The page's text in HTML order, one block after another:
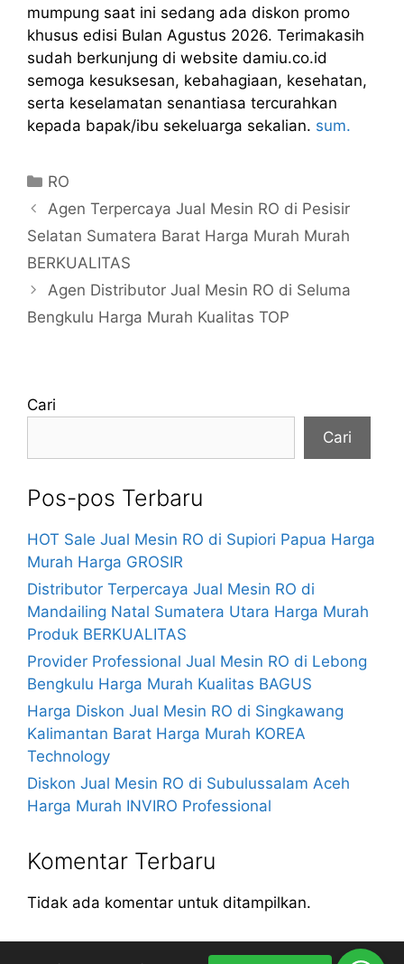
mumpung saat ini sedang ada diskon promo
khusus edisi Bulan Agustus 2026. Terimakasih
sudah berkunjung di website damiu.co.id
semoga kesuksesan, kebahagiaan, kesehatan,
serta keselamatan senantiasa tercurahkan
kepada bapak/ibu sekeluarga sekalian. sum.
Kategori
RO
Agen Terpercaya Jual Mesin RO di Pesisir
Selatan Sumatera Barat Harga Murah Murah
BERKUALITAS
Agen Distributor Jual Mesin RO di Seluma
Bengkulu Harga Murah Kualitas TOP
Cari
Cari
Pos-pos Terbaru
HOT Sale Jual Mesin RO di Supiori Papua Harga
Murah Harga GROSIR
Distributor Terpercaya Jual Mesin RO di
Mandailing Natal Sumatera Utara Harga Murah
Produk BERKUALITAS
Provider Professional Jual Mesin RO di Lebong
Bengkulu Harga Murah Kualitas BAGUS
Harga Diskon Jual Mesin RO di Singkawang
Kalimantan Barat Harga Murah KOREA
Technology
Diskon Jual Mesin RO di Subulussalam Aceh
Harga Murah INVIRO Professional
Komentar Terbaru
Tidak ada komentar untuk ditampilkan.